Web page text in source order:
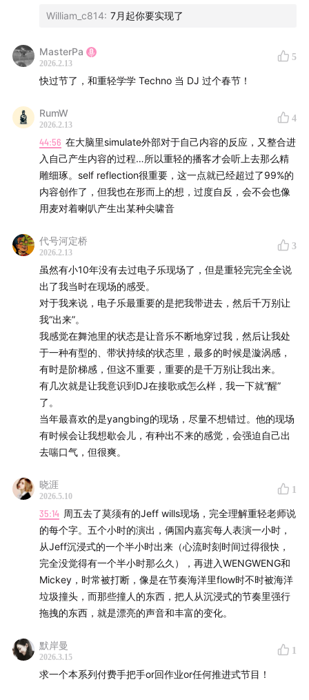
重轻的B站
诗梳风由重轻和汉洋主持。如需联系，请致信
hy@funes.world
00:00:06重轻第 2 次在 PILLBOX 演出的背景介绍
00:00:49演出时长的困惑：新手很难预估 Live Set 的实际
00:03:28 科普DJ接歌与Live现场控制声音序列生成的区别
00:04:34现场演示音序器如何通过参数调整改变声音的动
态与质感
00:06:33 工作室监听环境与充满回声的水泥房现场的巨大
声学差异
00:08:08
决现场浑浊问题
00:12:31现场低频太重，导致只有声音大轮廓能被听到，
播放录音对比，直观感受高保真细节在现场是如
何消失的
00:21:09 在家听音乐是主动搜寻细节，在现场是被动沉浸
于声浪
00:24:26短视频时代让乐器演奏变得像体育竞技
00:31:15 反思自己太想证明“我在操作”，频繁整活反而破坏
了沉浸感
William_c814: 7月起你要实现了
MasterPa
2026.2.13
5
快过节了，和重轻学学 Techno 当 DJ 过个春节！
RumW
2026.2.13
4
44:56 在大脑里simulate外部对于自己内容的反应，又整合进
入自己产生内容的过程…所以重轻的播客才会听上去那么精
雕细琢。self reflection很重要，这一点就已经超过了99%的
内容创作了，但我也在形而上的想，过度自反，会不会也像
用麦对着喇叭产生出某种尖啸音
代号河定桥
2026.2.13
3
虽然有小10年没有去过电子乐现场了，但是重轻完完全全说
出了我当时在现场的感受。
对于我来说，电子乐最重要的是把我带进去，然后千万别让
我“出来”。
我感觉在舞池里的状态是让音乐不断地穿过我，然后让我处
于一种有型的、带状持续的状态里，最多的时候是漩涡感，
有时是阶梯感，但这不重要，重要的是千万别让我出来。
有几次就是让我意识到DJ在接歌或怎么样，我一下就“醒”
了。
当年最喜欢的是yangbing的现场，尽量不想错过。他的现场
有时候会让我想歇会儿，有种出不来的感觉，会强迫自己出
去喘口气，但很爽。
晓涯
2026.5.10
1
35:14 周五去了莫须有的Jeff wills现场，完全理解重轻老师说
的每个字。五个小时的演出，俩国内嘉宾每人表演一小时，
从Jeff沉浸式的一个半小时出来（心流时刻时间过得很快，
完全没觉得有一个半小时那么久），再进入WENGWENG和
Mickey，时常被打断，像是在节奏海洋里flow时不时被海洋
垃圾撞头，而那些撞人的东西，把人从沉浸式的节奏里强行
拖拽的东西，就是漂亮的声音和丰富的变化。
默岸曼
2026.3.15
1
求一个本系列付费手把手or回作业or任何推进式节目！